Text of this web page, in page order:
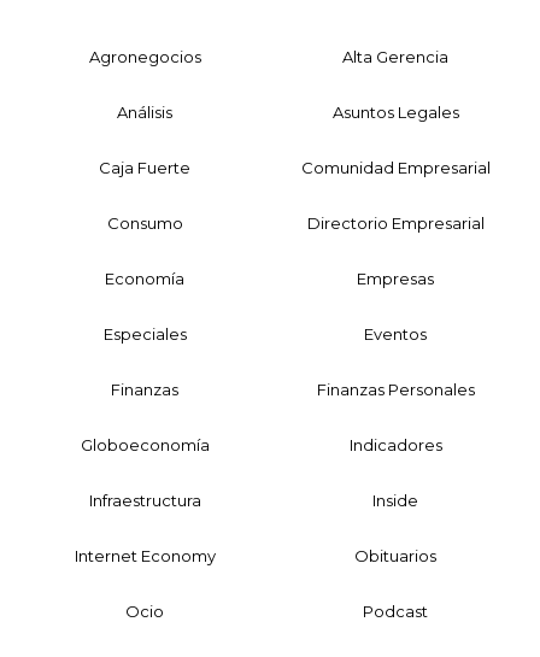
Agronegocios Alta Gerencia
Análisis Asuntos Legales
Caja Fuerte Comunidad Empresarial
Consumo Directorio Empresarial
Economía Empresas
Especiales Eventos
Finanzas Finanzas Personales
Globoeconomía Indicadores
Infraestructura Inside
Internet Economy Obituarios
Ocio Podcast